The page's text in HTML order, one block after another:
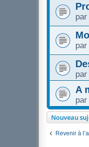
par
par
par
A
par
Nouveau
Revenir à